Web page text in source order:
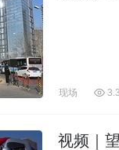
现场
视频｜